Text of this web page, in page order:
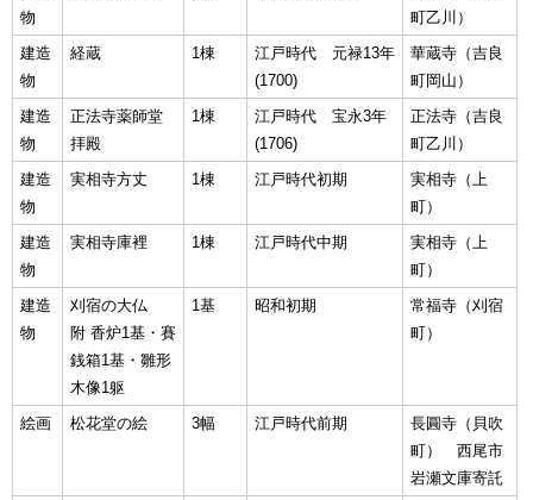
物
町乙川）
建造
物
経蔵 1棟
江戸時代 元禄13年
(1700)
華蔵寺（吉良
町岡山）
建造
物
正法寺薬師堂
拝殿
1棟
江戸時代 宝永3年
(1706)
正法寺（吉良
町乙川）
建造
物
実相寺方丈 1棟 江戸時代初期
実相寺（上
町）
建造
物
実相寺庫裡 1棟 江戸時代中期
実相寺（上
町）
建造
物
刈宿の大仏
附 香炉1基・賽
銭箱1基・雛形
木像1躯
1基 昭和初期
常福寺（刈宿
町）
絵画 松花堂の絵 3幅 江戸時代前期
長圓寺（貝吹
町） 西尾市
岩瀬文庫寄託